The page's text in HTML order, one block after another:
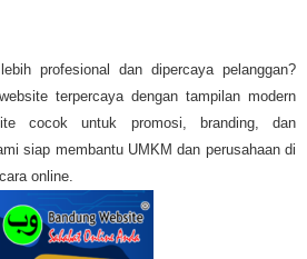
profesional dan dipercaya pelanggan?
terpercaya dengan tampilan modern
cocok untuk promosi, branding, dan
siap membantu UMKM dan perusahaan di
online.